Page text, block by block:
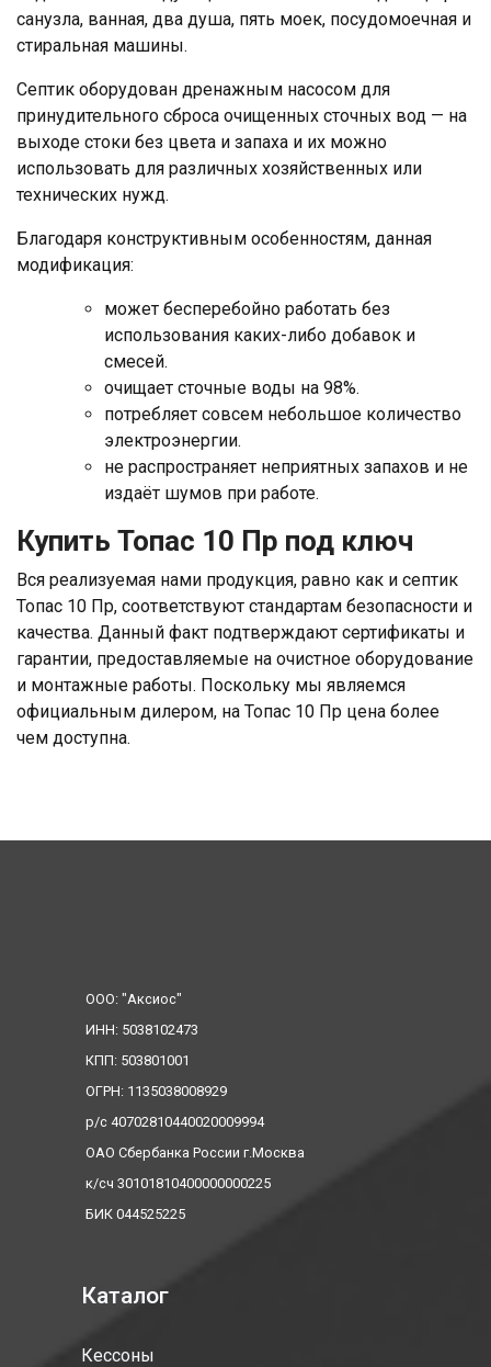
санузла, ванная, два душа, пять моек, посудомоечная и
стиральная машины.
Септик оборудован дренажным насосом для
принудительного сброса очищенных сточных вод — на
выходе стоки без цвета и запаха и их можно
использовать для различных хозяйственных или
технических нужд.
Благодаря конструктивным особенностям, данная
модификация:
может бесперебойно работать без
использования каких-либо добавок и
смесей.
очищает сточные воды на 98%.
потребляет совсем небольшое количество
электроэнергии.
не распространяет неприятных запахов и не
издаёт шумов при работе.
Купить Топас 10 Пр под ключ
Вся реализуемая нами продукция, равно как и септик
Топас 10 Пр, соответствуют стандартам безопасности и
качества. Данный факт подтверждают сертификаты и
гарантии, предоставляемые на очистное оборудование
и монтажные работы. Поскольку мы являемся
официальным дилером, на Топас 10 Пр цена более
чем доступна.
ООО: "Аксиос"
ИНН: 5038102473
КПП: 503801001
ОГРН: 1135038008929
р/с 40702810440020009994
ОАО Сбербанка России г.Москва
к/сч 30101810400000000225
БИК 044525225
Каталог
Кессоны